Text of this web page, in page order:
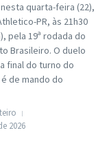
quarta-feira (22),
PR, às 21h30
pela 19ª rodada do
Brasileiro. O duelo
final do turno do
de mando do
2026